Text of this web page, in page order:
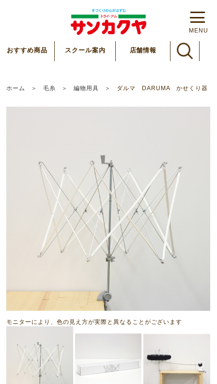
MENU
おすすめ商品 スクール案内 店舗情報
ホーム 毛糸 編物用具 ダルマ DARUMA かせくり器
モニターにより、色の見え方が実際と異なることがございます